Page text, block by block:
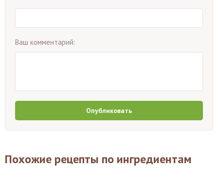
Ваш комментарий:
Опубликовать
Похожие рецепты по ингредиентам